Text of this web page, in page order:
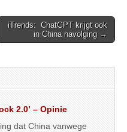
iTrends: ChatGPT krijgt ook
in China navolging →
2.0’ – Opinie
dat China vanwege